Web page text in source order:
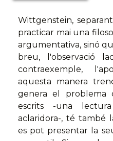
Wittgenstein,
practicar mai una
argumentativa, sinó
breu, l'observació
contraexemple,
aquesta manera
genera el problema
escrits -una
aclaridora-, té també
es pot presentar la